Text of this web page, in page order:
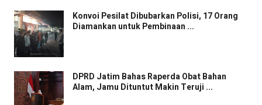
Konvoi Pesilat Dibubarkan Polisi, 17 Orang
Diamankan untuk Pembinaan ...
DPRD Jatim Bahas Raperda Obat Bahan
Alam, Jamu Dituntut Makin Teruji ...